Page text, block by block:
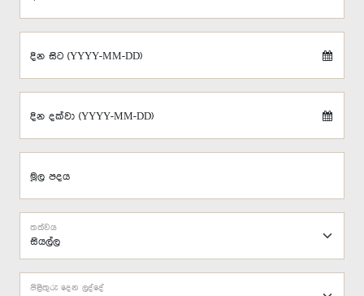
දින සිට (YYYY-MM-DD)
දින දක්වා (YYYY-MM-DD)
මූල පදය
තත්වය
පිළිතුරු දෙන ලද්දේ